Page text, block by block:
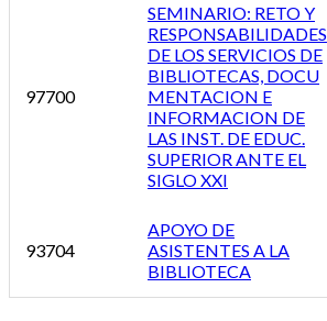
97700
SEMINARIO: RETO Y
RESPONSABILIDADES
DE LOS SERVICIOS DE
BIBLIOTECAS, DOCU
MENTACION E
INFORMACION DE
LAS INST. DE EDUC.
SUPERIOR ANTE EL
SIGLO XXI
93704
APOYO DE
ASISTENTES A LA
BIBLIOTECA